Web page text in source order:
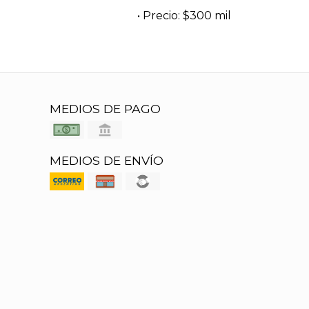
• Precio: $300 mil
MEDIOS DE PAGO
MEDIOS DE ENVÍO